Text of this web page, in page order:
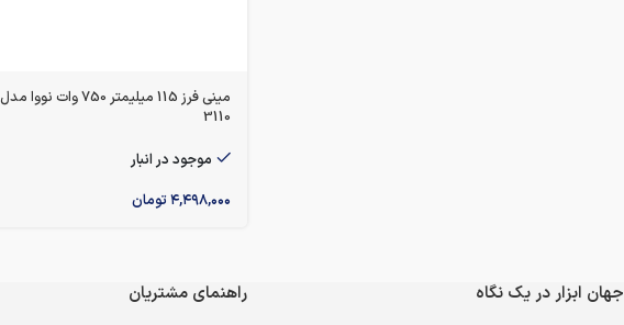
مینی فرز 115 میلیمتر 750 وات نووا مدل
3110
موجود در انبار
۴,۴۹۸,۰۰۰تومان
جهان ابزار در یک نگاه راهنمای مشتریان